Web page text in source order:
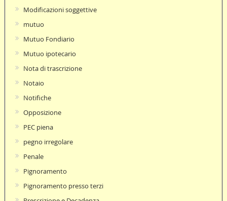
Modificazioni soggettive
mutuo
Mutuo Fondiario
Mutuo ipotecario
Nota di trascrizione
Notaio
Notifiche
Opposizione
PEC piena
pegno irregolare
Penale
Pignoramento
Pignoramento presso terzi